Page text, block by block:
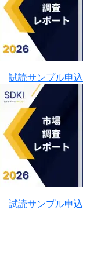
試読サンプル申込
試読サンプル申込